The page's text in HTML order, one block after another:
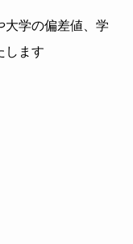
大学の偏差値、学
します